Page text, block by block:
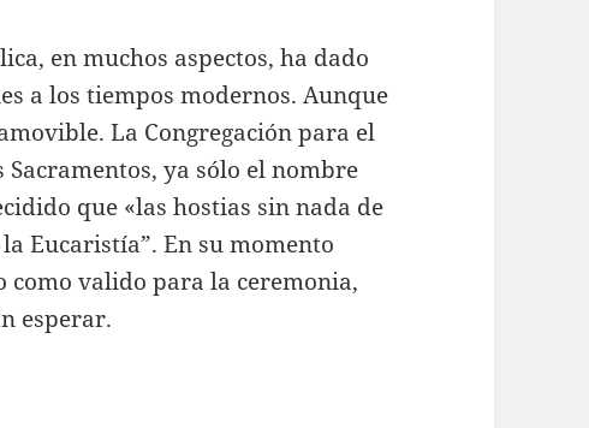
en muchos aspectos, ha dado
a los tiempos modernos. Aunque
La Congregación para el
ya sólo el nombre
que «las hostias sin nada de
Eucaristía”. En su momento
valido para la ceremonia,
esperar.